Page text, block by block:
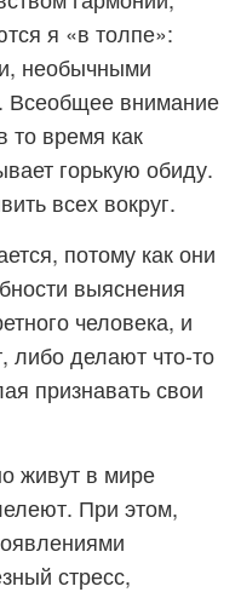
я «в толпе»:
необычными
Всеобщее внимание
то время как
горькую обиду.
всех вокруг.
потому как они
выяснения
человека, и
либо делают что-то
признавать свои
живут в мире
При этом,
стресс,